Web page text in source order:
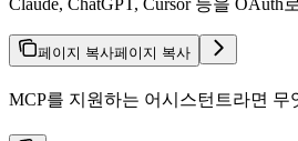
Claude, ChatGPT, Cursor 등을
페이지 복사페이지 복사
MCP를 지원하는 어시스턴트라면 무